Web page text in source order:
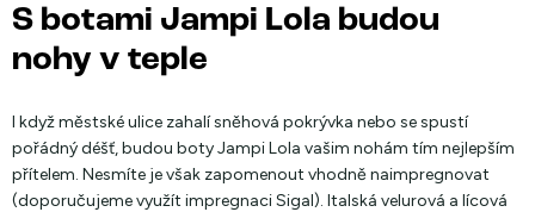
S botami Jampi Lola budou
nohy v teple
I když městské ulice zahalí sněhová pokrývka nebo se spustí
pořádný déšť, budou boty Jampi Lola vašim nohám tím nejlepším
přítelem. Nesmíte je však zapomenout vhodně naimpregnovat
(doporučujeme využít impregnaci Sigal). Italská velurová a lícová